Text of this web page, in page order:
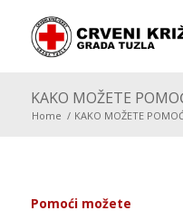
KAKO MOŽETE
Home / KAKO MOŽETE
Pomoći možete